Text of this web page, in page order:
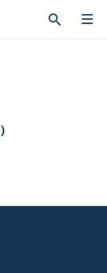
search
search
)